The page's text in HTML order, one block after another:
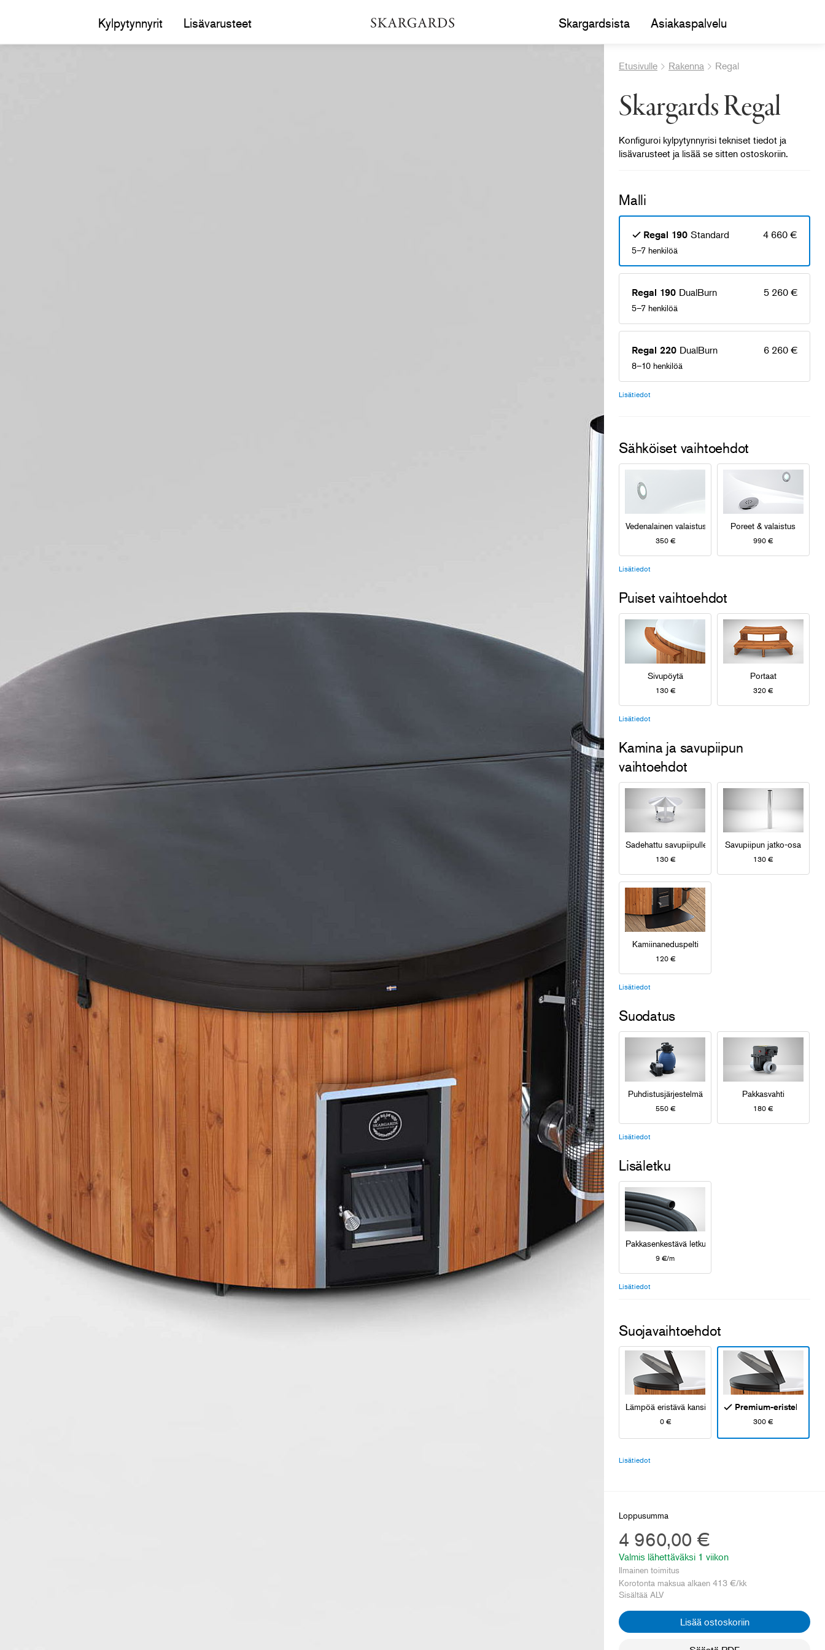
Kylpytynnyrit Lisävarusteet Skargardsista Asiakaspalvelu
Etusivulle Rakenna Regal
Skargards Regal
Konfiguroi kylpytynnyrisi tekniset tiedot ja
lisävarusteet ja lisää se sitten ostoskoriin.
Malli
Regal 190 Standard 4 660 €
5–7 henkilöä
Regal 190 DualBurn 5 260 €
5–7 henkilöä
Regal 220 DualBurn 6 260 €
8–10 henkilöä
Lisätiedot
Sähköiset vaihtoehdot
Vedenalainen valaistus
350 €
Poreet & valaistus
990 €
Lisätiedot
Puiset vaihtoehdot
Sivupöytä
130 €
Portaat
320 €
Lisätiedot
Kamina ja savupiipun
vaihtoehdot
Sadehattu savupiipulle
130 €
Savupiipun jatko-osa
130 €
Kamiinaneduspelti
120 €
Lisätiedot
Suodatus
Puhdistusjärjestelmä
550 €
Pakkasvahti
180 €
Lisätiedot
Lisäletku
Pakkasenkestävä letku
9 €/m
Lisätiedot
Suojavaihtoehdot
Lämpöä eristävä kansi
0 €
Premium-eristekansi
300 €
Lisätiedot
Loppusumma
4 960,00 €
Valmis lähettäväksi 1 viikon
Ilmainen toimitus
Korotonta maksua alkaen 413 €/kk
Sisältää ALV
Lisää ostoskoriin